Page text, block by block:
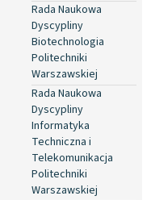
Rada Naukowa
Dyscypliny
Biotechnologia
Politechniki
Warszawskiej
Rada Naukowa
Dyscypliny
Informatyka
Techniczna i
Telekomunikacja
Politechniki
Warszawskiej